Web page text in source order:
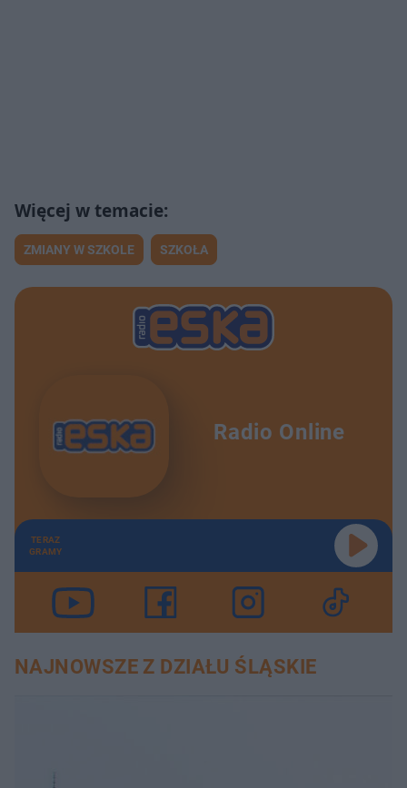
ZMIANY W SZKOLE SZKOŁA
Radio Online
TERAZ
GRAMY
NAJNOWSZE Z DZIAŁU ŚLĄSKIE